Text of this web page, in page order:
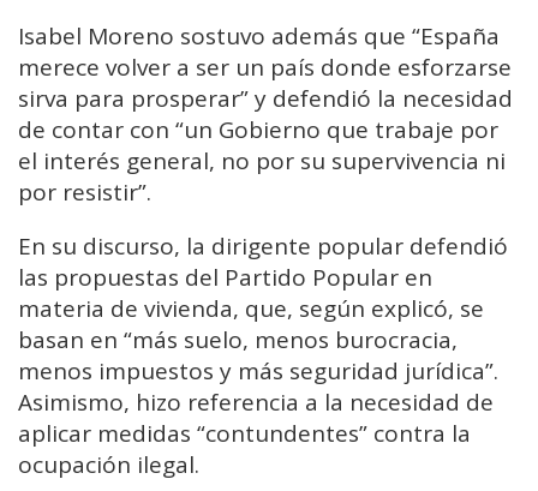
Isabel Moreno sostuvo además que “España
merece volver a ser un país donde esforzarse
sirva para prosperar” y defendió la necesidad
de contar con “un Gobierno que trabaje por
el interés general, no por su supervivencia ni
por resistir”.
En su discurso, la dirigente popular defendió
las propuestas del Partido Popular en
materia de vivienda, que, según explicó, se
basan en “más suelo, menos burocracia,
menos impuestos y más seguridad jurídica”.
Asimismo, hizo referencia a la necesidad de
aplicar medidas “contundentes” contra la
ocupación ilegal.